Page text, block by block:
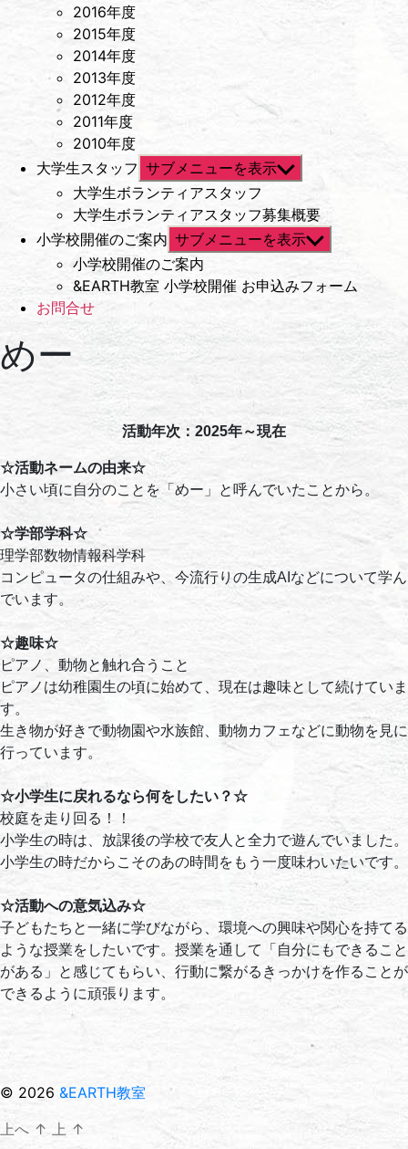
2016年度
2015年度
2014年度
2013年度
2012年度
2011年度
2010年度
大学生スタッフ サブメニューを表示
大学生ボランティアスタッフ
大学生ボランティアスタッフ募集概要
小学校開催のご案内 サブメニューを表示
小学校開催のご案内
&EARTH教室 小学校開催 お申込みフォーム
お問合せ
めー
活動年次：2025年～現在
☆活動ネームの由来☆
小さい頃に自分のことを「めー」と呼んでいたことから。
☆学部学科☆
理学部数物情報科学科
コンピュータの仕組みや、今流行りの生成AIなどについて学ん
でいます。
☆趣味☆
ピアノ、動物と触れ合うこと
ピアノは幼稚園生の頃に始めて、現在は趣味として続けていま
す。
生き物が好きで動物園や水族館、動物カフェなどに動物を見に
行っています。
☆小学生に戻れるなら何をしたい？☆
校庭を走り回る！！
小学生の時は、放課後の学校で友人と全力で遊んでいました。
小学生の時だからこそのあの時間をもう一度味わいたいです。
☆活動への意気込み☆
子どもたちと一緒に学びながら、環境への興味や関心を持てる
ような授業をしたいです。授業を通して「自分にもできること
がある」と感じてもらい、行動に繋がるきっかけを作ることが
できるように頑張ります。
© 2026 &EARTH教室
上へ ↑ 上 ↑